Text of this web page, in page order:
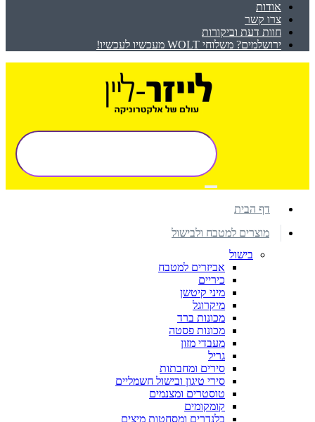
אודות
צרו קשר
חוות דעת וביקורות
ירושלמים? משלוחי WOLT מעכשיו לעכשיו!
דף הבית
מוצרים למטבח ולבישול
בישול
אביזרים למטבח
כיריים
מיני קיטשן
מיקרוגל
מכונות ברד
מכונות פסטה
מעבדי מזון
גריל
סירים ומחבתות
סירי טיגון ובישול חשמליים
טוסטרים ומצנמים
קומקומים
בלנדרים ומסחטות מיצים